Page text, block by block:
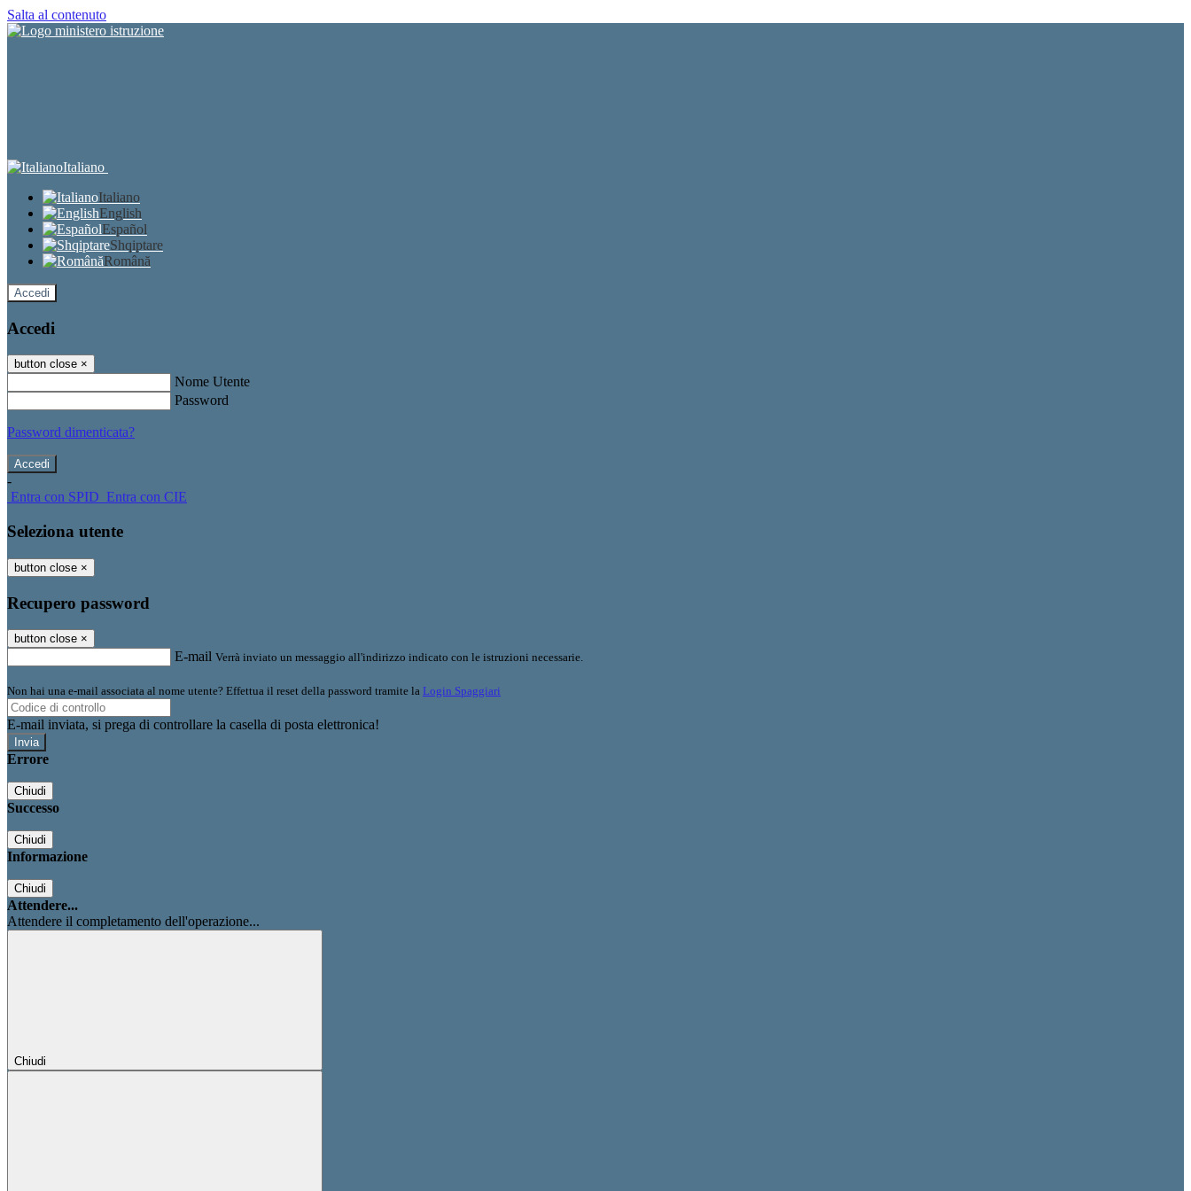
Salta al contenuto
Italiano
Italiano
English
Español
Shqiptare
Română
Accedi
Accedi
button close ×
Nome Utente
Password
Password dimenticata?
-
Entra con SPID Entra con CIE
Seleziona utente
button close ×
Recupero password
button close ×
E-mail Verrà inviato un messaggio all'indirizzo indicato con le istruzioni necessarie.
Non hai una e-mail associata al nome utente? Effettua il reset della password tramite la Login Spaggiari
E-mail inviata, si prega di controllare la casella di posta elettronica!
Errore
Chiudi
Successo
Chiudi
Informazione
Chiudi
Attendere...
Attendere il completamento dell'operazione...
Chiudi